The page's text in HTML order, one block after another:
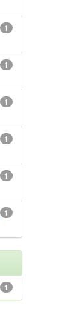
1
1
1
1
1
1
1